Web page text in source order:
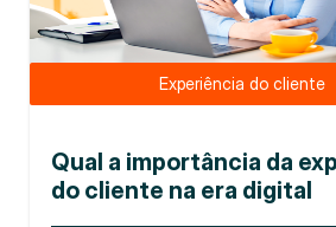
Experiência do cliente
Qual a importância da
do cliente na era digital